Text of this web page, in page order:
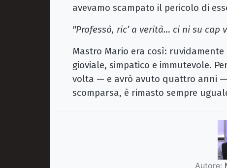
avevamo scampato il pericolo di
"Professò, ric’ a verità… ci ni su cap
Mastro Mario era così:
gioviale, simpatico e immutevole.
volta — e avrò avuto quattro anni
scomparsa, è rimasto sempre
Autore: